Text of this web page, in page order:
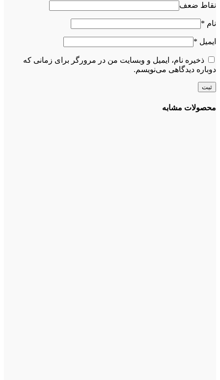
نقاط ضعف
نام *
ایمیل *
ذخیره نام، ایمیل و وبسایت من در مرورگر برای زمانی که
دوباره دیدگاهی می‌نویسم.
محصولات مشابه